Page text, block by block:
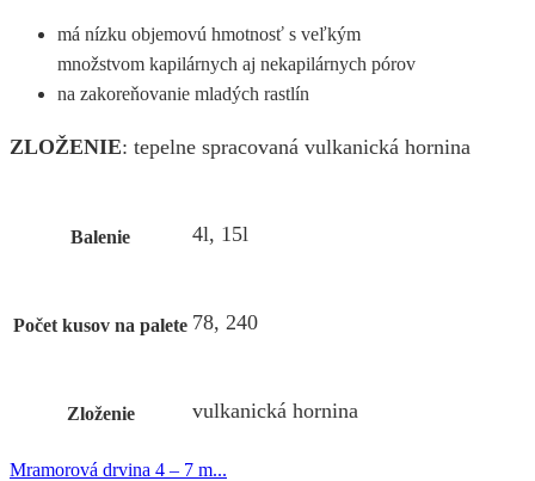
má nízku objemovú hmotnosť s veľkým
množstvom kapilárnych aj nekapilárnych pórov
na zakoreňovanie mladých rastlín
ZLOŽENIE: tepelne spracovaná vulkanická hornina
Balenie 4l, 15l
Počet kusov na palete 78, 240
Zloženie vulkanická hornina
Mramorová drvina 4 – 7 m...